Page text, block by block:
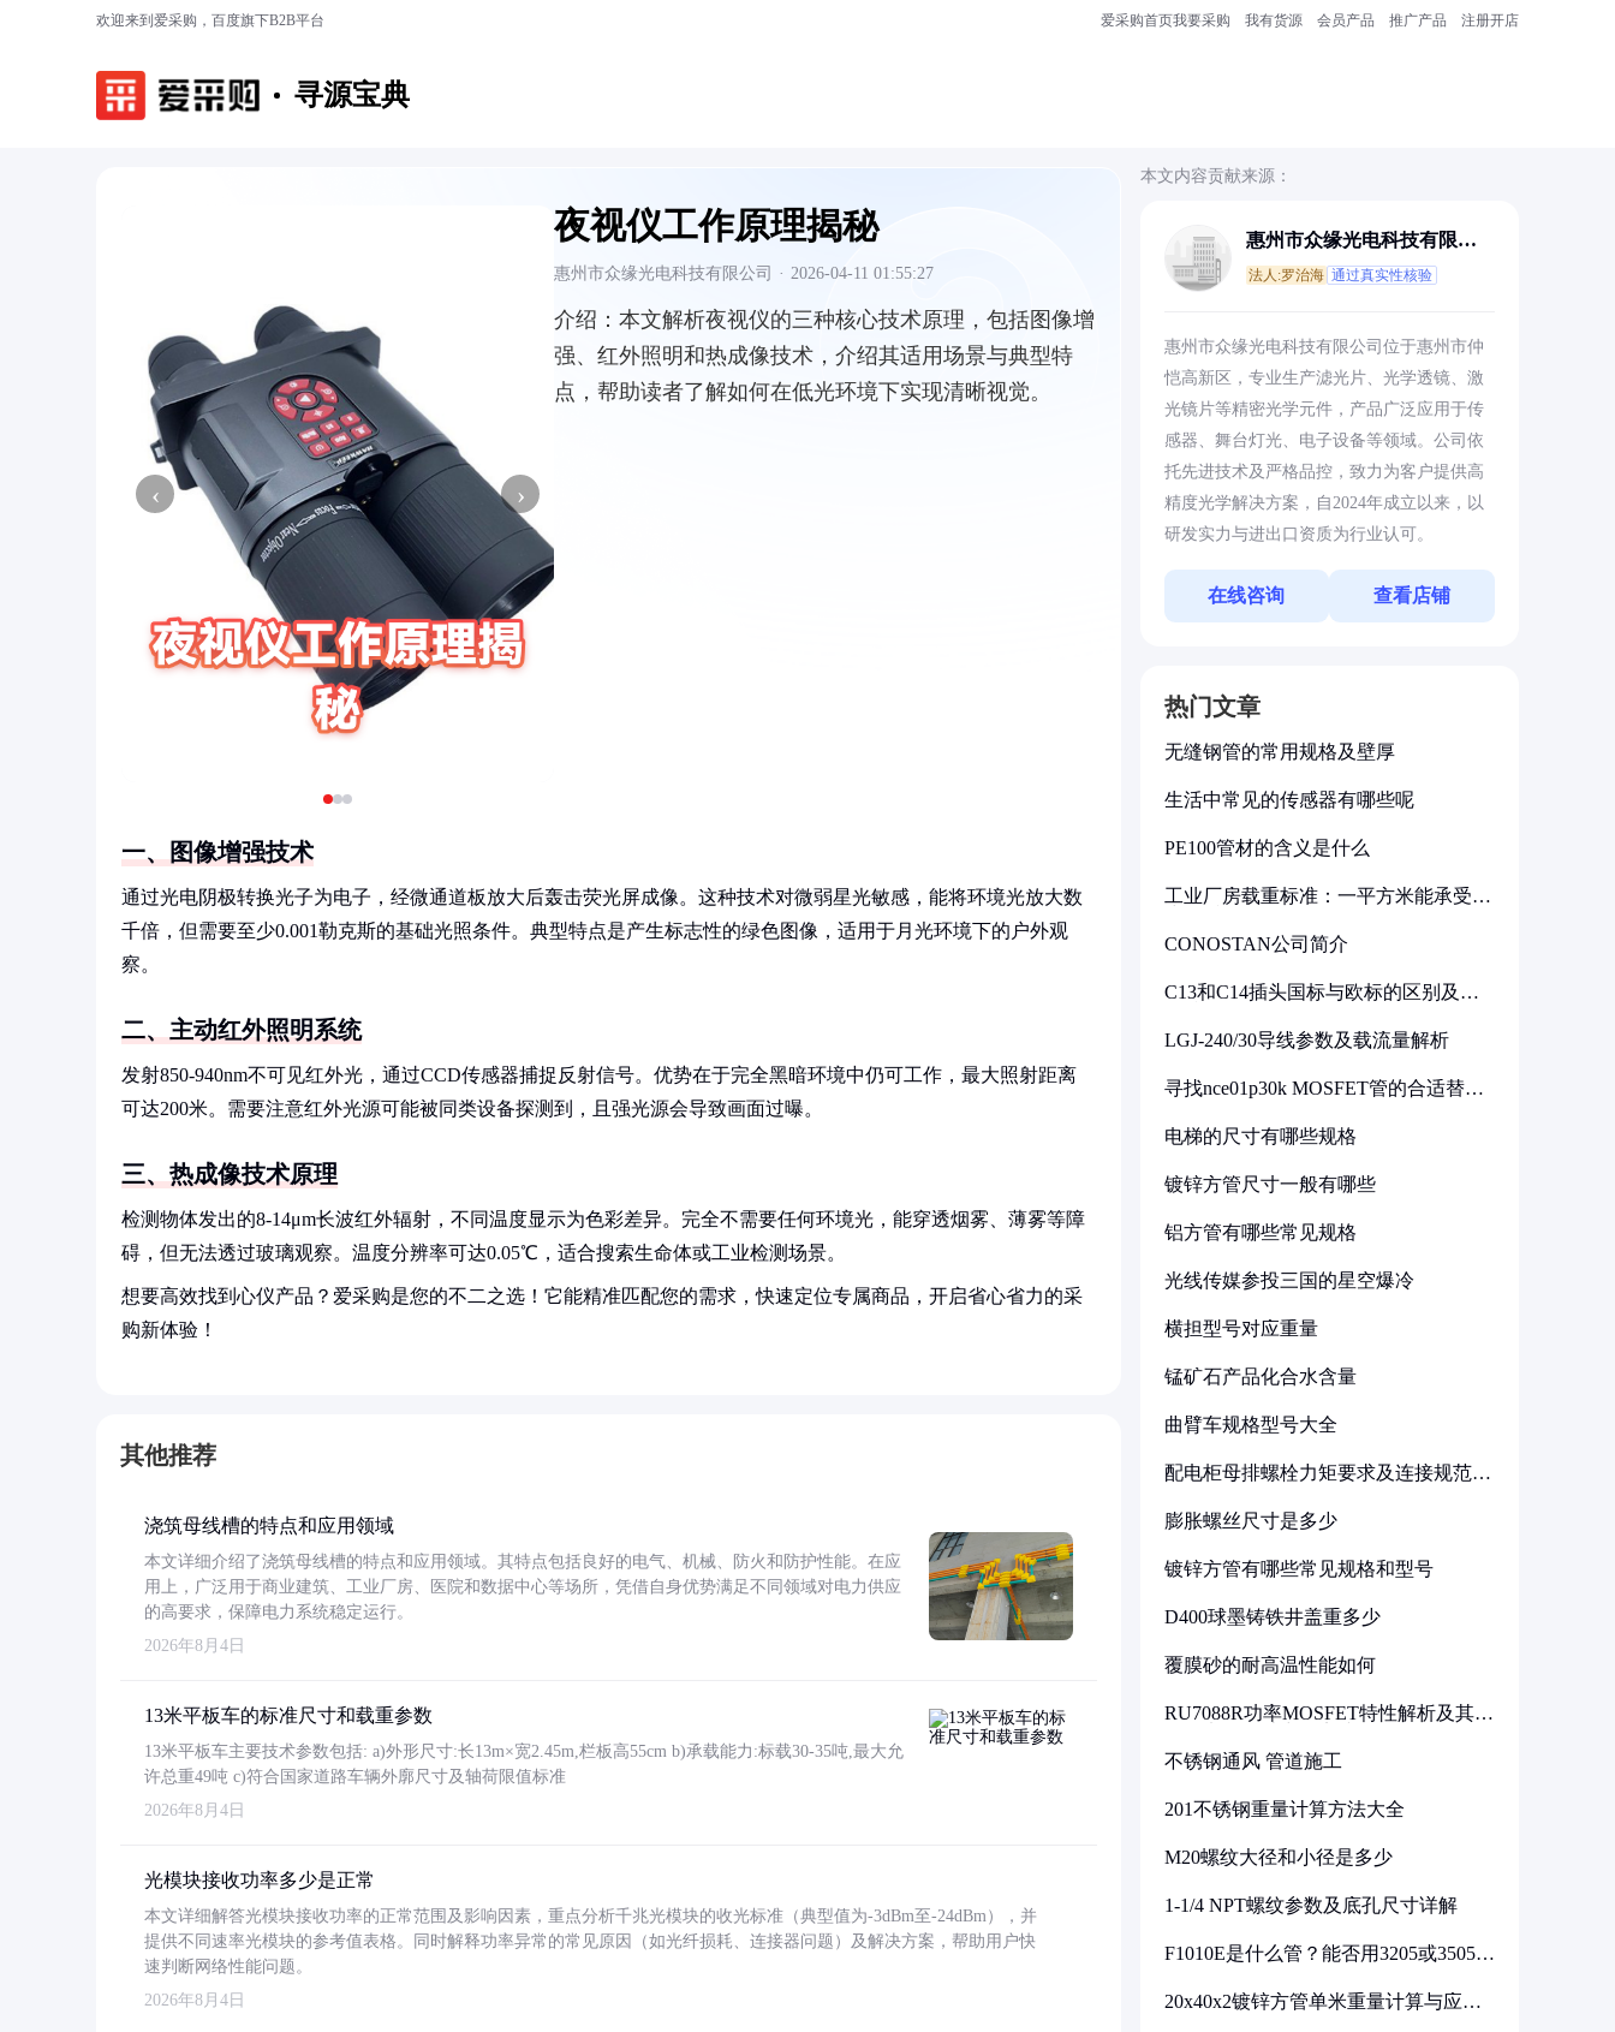
欢迎来到爱采购，百度旗下B2B平台 爱采购首页我要采购 我有货源 会员产品 推广产品 注册开店
寻源宝典
‹ ›
夜视仪工作原理揭秘
惠州市众缘光电科技有限公司 · 2026-04-11 01:55:27
介绍： 本文解析夜视仪的三种核心技术原理，包括图像增
强、红外照明和热成像技术，介绍其适用场景与典型特
点，帮助读者了解如何在低光环境下实现清晰视觉。
一、图像增强技术
通过光电阴极转换光子为电子，经微通道板放大后轰击荧光屏成像。这种技术对微弱星光敏感，能将环境光放大数
千倍，但需要至少0.001勒克斯的基础光照条件。典型特点是产生标志性的绿色图像，适用于月光环境下的户外观
察。
二、主动红外照明系统
发射850-940nm不可见红外光，通过CCD传感器捕捉反射信号。优势在于完全黑暗环境中仍可工作，最大照射距离
可达200米。需要注意红外光源可能被同类设备探测到，且强光源会导致画面过曝。
三、热成像技术原理
检测物体发出的8-14μm长波红外辐射，不同温度显示为色彩差异。完全不需要任何环境光，能穿透烟雾、薄雾等障
碍，但无法透过玻璃观察。温度分辨率可达0.05℃，适合搜索生命体或工业检测场景。
想要高效找到心仪产品？爱采购是您的不二之选！它能精准匹配您的需求，快速定位专属商品，开启省心省力的采
购新体验！
其他推荐
浇筑母线槽的特点和应用领域
本文详细介绍了浇筑母线槽的特点和应用领域。其特点包括良好的电气、机械、防火和防护性能。在应
用上，广泛用于商业建筑、工业厂房、医院和数据中心等场所，凭借自身优势满足不同领域对电力供应
的高要求，保障电力系统稳定运行。
2026年8月4日
13米平板车的标准尺寸和载重参数
13米平板车主要技术参数包括: a)外形尺寸:长13m×宽2.45m,栏板高55cm b)承载能力:标载30-35吨,最大允
许总重49吨 c)符合国家道路车辆外廓尺寸及轴荷限值标准
2026年8月4日
光模块接收功率多少是正常
本文详细解答光模块接收功率的正常范围及影响因素，重点分析千兆光模块的收光标准（典型值为-3dBm至-24dBm），并
提供不同速率光模块的参考值表格。同时解释功率异常的常见原因（如光纤损耗、连接器问题）及解决方案，帮助用户快
速判断网络性能问题。
2026年8月4日
本文内容贡献来源：
惠州市众缘光电科技有限公
法人:罗治海 通过真实性核验
惠州市众缘光电科技有限公司位于惠州市仲
恺高新区，专业生产滤光片、光学透镜、激
光镜片等精密光学元件，产品广泛应用于传
感器、舞台灯光、电子设备等领域。公司依
托先进技术及严格品控，致力为客户提供高
精度光学解决方案，自2024年成立以来，以
研发实力与进出口资质为行业认可。
在线咨询 查看店铺
热门文章
无缝钢管的常用规格及壁厚
生活中常见的传感器有哪些呢
PE100管材的含义是什么
工业厂房载重标准：一平方米能承受多
CONOSTAN公司简介
C13和C14插头国标与欧标的区别及其
LGJ-240/30导线参数及载流量解析
寻找nce01p30k MOSFET管的合适替代
电梯的尺寸有哪些规格
镀锌方管尺寸一般有哪些
铝方管有哪些常见规格
光线传媒参投三国的星空爆冷
横担型号对应重量
锰矿石产品化合水含量
曲臂车规格型号大全
配电柜母排螺栓力矩要求及连接规范详
膨胀螺丝尺寸是多少
镀锌方管有哪些常见规格和型号
D400球墨铸铁井盖重多少
覆膜砂的耐高温性能如何
RU7088R功率MOSFET特性解析及其在
不锈钢通风 管道施工
201不锈钢重量计算方法大全
M20螺纹大径和小径是多少
1-1/4 NPT螺纹参数及底孔尺寸详解
F1010E是什么管？能否用3205或3505代
20x40x2镀锌方管单米重量计算与应用